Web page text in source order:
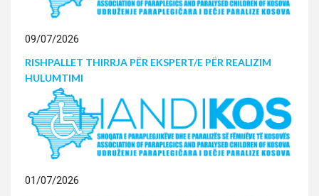
09/07/2026
RISHPALLET THIRRJA PËR EKSPERT/E PËR REALIZIM
HULUMTIMI
01/07/2026